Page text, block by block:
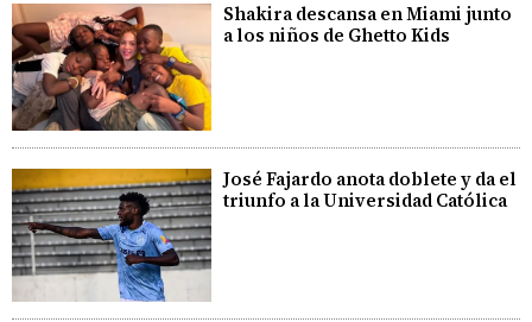
Shakira descansa en Miami junto
a los niños de Ghetto Kids
José Fajardo anota doblete y da el
triunfo a la Universidad Católica